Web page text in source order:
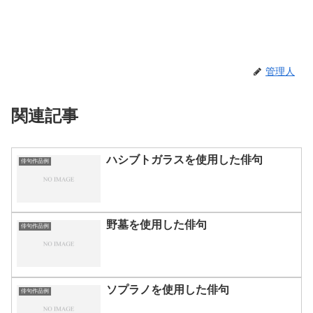
管理人
関連記事
俳句作品例 ハシブトガラスを使用した俳句
俳句作品例 野墓を使用した俳句
俳句作品例 ソプラノを使用した俳句